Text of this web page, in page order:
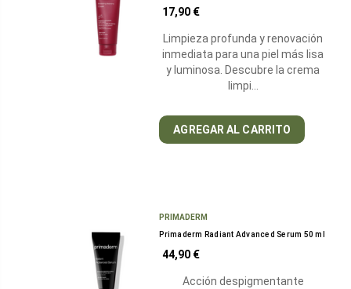
17,90 €
Limpieza profunda y renovación
inmediata para una piel más lisa
y luminosa. Descubre la crema
limpi…
AGREGAR AL CARRITO
PRIMADERM
Primaderm Radiant Advanced Serum 50 ml
44,90 €
Acción despigmentante